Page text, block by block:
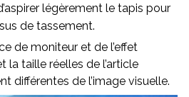
légèrement le tapis pour
de tassement.
de moniteur et de l’effet
la taille réelles de l’article
différentes de l’image visuelle.